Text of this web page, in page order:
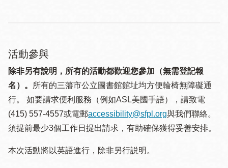
活動參與
除非另有說明，所有的活動都歡迎您參加（無需登記報
名）。
所有的三藩市公立圖書館館址均方便輪椅無障礙通
行。 如要請求便利服務（例如ASL美國手語），請致電
(415) 557-4557或電郵accessibility@sfpl.org與我們聯絡。
須提 前最少3個工作日提出請求，有助確保獲得妥善安排。
本次活動將以英語進行，除非另行説明。